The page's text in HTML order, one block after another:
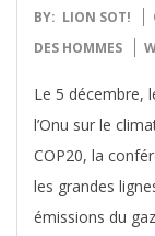
2014-
11-
BY: LION SOT!
DES HOMMES
Le 5 décembre,
l’Onu sur le
COP20, la
les grandes
émissions du